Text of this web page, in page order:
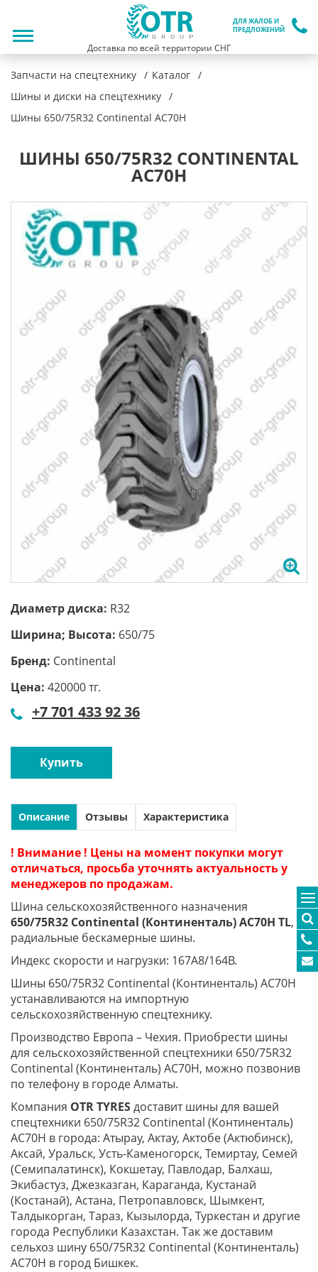
ДЛЯ ЖАЛОБ И
ПРЕДЛОЖЕНИЙ
Доставка по всей территории СНГ
Запчасти на спецтехнику
Каталог
Шины и диски на спецтехнику
Шины 650/75R32 Continental AC70H
ШИНЫ 650/75R32 CONTINENTAL
AC70H
Диаметр диска: R32
Ширина; Высота: 650/75
Бренд: Continental
Цена: 420000 тг.
+7 701 433 92 36
Купить
Описание Отзывы Характеристика
! Внимание ! Цены на момент покупки могут
отличаться, просьба уточнять актуальность у
менеджеров по продажам.
Шина сельскохозяйственного назначения
650/75R32 Continental (Континенталь) AC70H TL,
радиальные бескамерные шины.
Индекс скорости и нагрузки: 167A8/164B.
Шины 650/75R32 Continental (Континенталь) AC70H
устанавливаются на импортную
сельскохозяйственную спецтехнику.
Производство Европа – Чехия. Приобрести шины
для сельскохозяйственной спецтехники 650/75R32
Continental (Континенталь) AC70H, можно позвонив
по телефону в городе Алматы.
Компания OTR TYRESдоставит шины для вашей
спецтехники 650/75R32 Continental (Континенталь)
AC70H в города: Атырау, Актау, Актобе (Актюбинск),
Аксай, Уральск, Усть-Каменогорск, Темиртау, Семей
(Семипалатинск), Кокшетау, Павлодар, Балхаш,
Экибастуз, Джезказган, Караганда, Кустанай
(Костанай), Астана, Петропавловск, Шымкент,
Талдыкорган, Тараз, Кызылорда, Туркестан и другие
города Республики Казахстан. Так же доставим
сельхоз шину 650/75R32 Continental (Континенталь)
AC70H в город Бишкек.